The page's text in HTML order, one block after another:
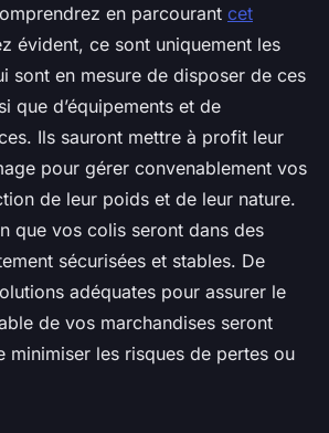
en parcourant cet
évident, ce sont uniquement les
sont en mesure de disposer de ces
que d’équipements et de
Ils sauront mettre à profit leur
pour gérer convenablement vos
de leur poids et de leur nature.
que vos colis seront dans des
sécurisées et stables. De
adéquates pour assurer le
de vos marchandises seront
minimiser les risques de pertes ou